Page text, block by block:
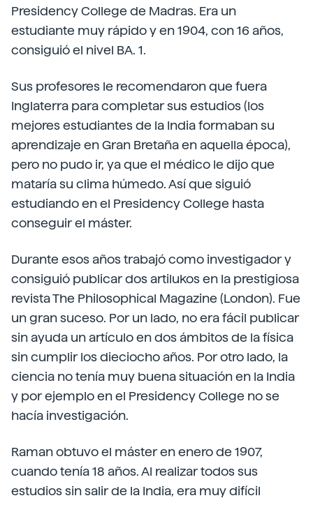
Presidency College de Madras. Era un
estudiante muy rápido y en 1904, con 16 años,
consiguió el nivel BA. 1.
Sus profesores le recomendaron que fuera
Inglaterra para completar sus estudios (los
mejores estudiantes de la India formaban su
aprendizaje en Gran Bretaña en aquella época),
pero no pudo ir, ya que el médico le dijo que
mataría su clima húmedo. Así que siguió
estudiando en el Presidency College hasta
conseguir el máster.
Durante esos años trabajó como investigador y
consiguió publicar dos artilukos en la prestigiosa
revista The Philosophical Magazine (London). Fue
un gran suceso. Por un lado, no era fácil publicar
sin ayuda un artículo en dos ámbitos de la física
sin cumplir los dieciocho años. Por otro lado, la
ciencia no tenía muy buena situación en la India
y por ejemplo en el Presidency College no se
hacía investigación.
Raman obtuvo el máster en enero de 1907,
cuando tenía 18 años. Al realizar todos sus
estudios sin salir de la India, era muy difícil